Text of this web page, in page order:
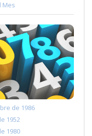
Mes
de 1986
1952
1980